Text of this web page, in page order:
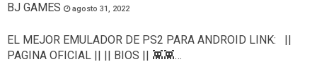
BJ GAMES agosto 31, 2022
EL MEJOR EMULADOR DE PS2 PARA ANDROID LINK: ||
PAGINA OFICIAL || || BIOS || 👾👾…